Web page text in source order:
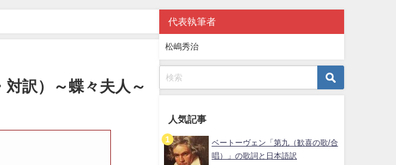
訳）～蝶々夫人～
代表執筆者
松嶋秀治
人気記事
ベートーヴェン「第九（歓喜の歌/合
唱）」の歌詞と日本語訳